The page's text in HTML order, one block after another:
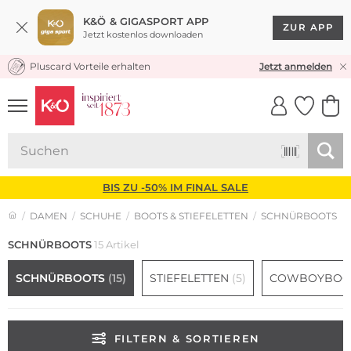
K&Ö & GIGASPORT APP
Jetzt kostenlos downloaden
ZUR APP
KOSTENLOSER VERSAND* & RÜCKVERSAND
Pluscard Vorteile erhalten Jetzt anmelden
UNSERE APP
CLICK &
BIS ZU -50% IM FINAL SALE
DAMEN SCHUHE BOOTS & STIEFELETTEN SCHNÜRBOOTS
SCHNÜRBOOTS15 Artikel
SCHNÜRBOOTS (15) STIEFELETTEN (5)
FILTERN & SORTIEREN